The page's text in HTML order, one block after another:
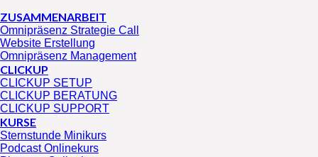
ZUSAMMENARBEIT
Omnipräsenz Strategie Call
Website Erstellung
Omnipräsenz Management
CLICKUP
CLICKUP SETUP
CLICKUP BERATUNG
CLICKUP SUPPORT
KURSE
Sternstunde Minikurs
Podcast Onlinekurs